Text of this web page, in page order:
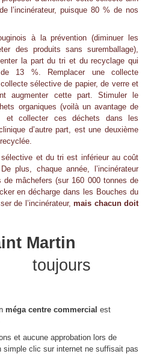
l’incinérateur, puisque 80 % de nos
à la prévention (diminuer les
des produits sans suremballage),
la part du tri et du recyclage qui
13 %. Remplacer une collecte
sélective de papier, de verre et
augmenter cette part. Stimuler le
organiques (voilà un avantage de
et collecter ces déchets dans les
d’autre part, est une deuxième
et du tri est inférieur au coût
plus, chaque année, l’incinérateur
de mâchefers (sur 160 000 tonnes de
en décharge dans les Bouches du
de l’incinérateur,mais chacun doit
Martin
toujours
méga centre commercial est
et aucune approbation lors de
simple clic sur internet ne suffisait pas